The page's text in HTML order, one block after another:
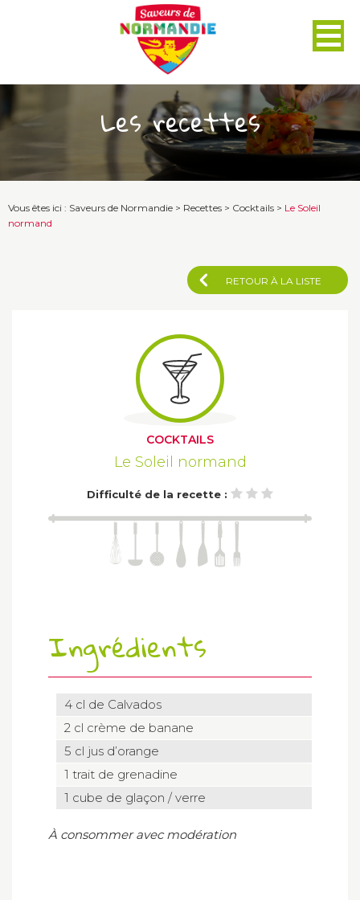
Les recettes
Vous êtes ici : Saveurs de Normandie > Recettes > Cocktails > Le Soleil
normand
RETOUR À LA LISTE
COCKTAILS
Le Soleil normand
Difficulté de la recette :
Ingrédients
4 cl de Calvados
2 cl crème de banane
5 cl jus d’orange
1 trait de grenadine
1 cube de glaçon / verre
À consommer avec modération
Panneau de gestion des cookies